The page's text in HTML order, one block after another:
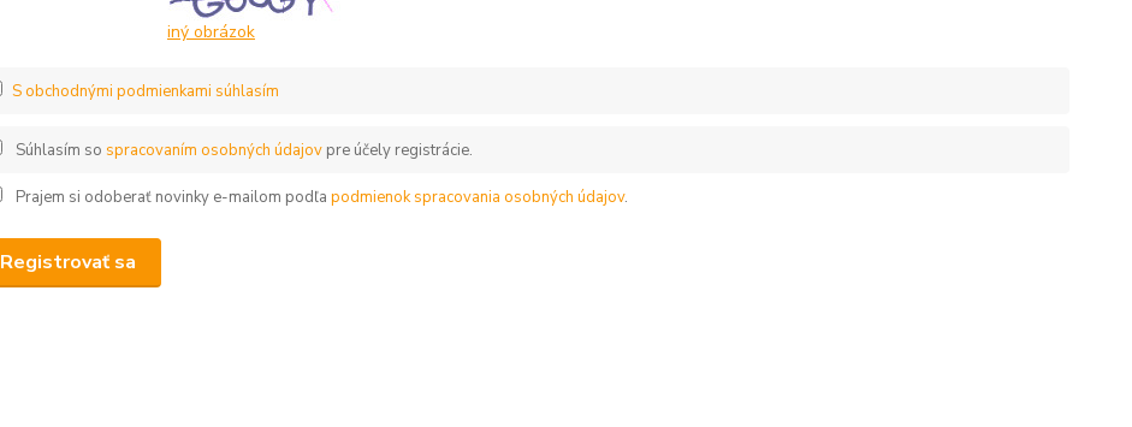
iný obrázok
S obchodnými podmienkami súhlasím
Súhlasím so spracovaním osobných údajovpre účely registrácie.
Prajem si odoberať novinky e-mailom podľa podmienok spracovania osobných údajov.
Registrovať sa